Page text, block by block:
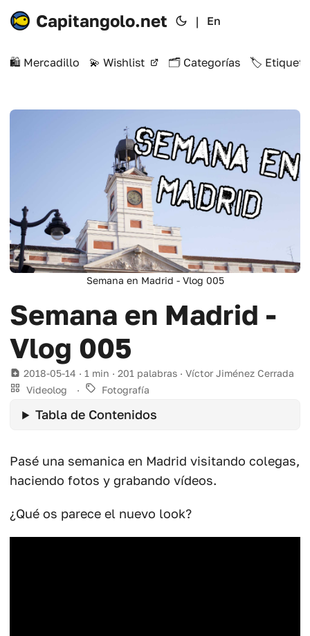
Capitangolo.net | En
🛍️ Mercadillo 💫 Wishlist 🗂️ Categorías 🏷️
Semana en Madrid - Vlog 005
Semana en Madrid -
Vlog 005
2018-05-14 · 1 min · 201 palabras · Víctor Jiménez Cerrada
Videolog
· Fotografía
Tabla de Contenidos
Pasé una semanica en Madrid visitando colegas,
haciendo fotos y grabando vídeos.
¿Qué os parece el nuevo look?